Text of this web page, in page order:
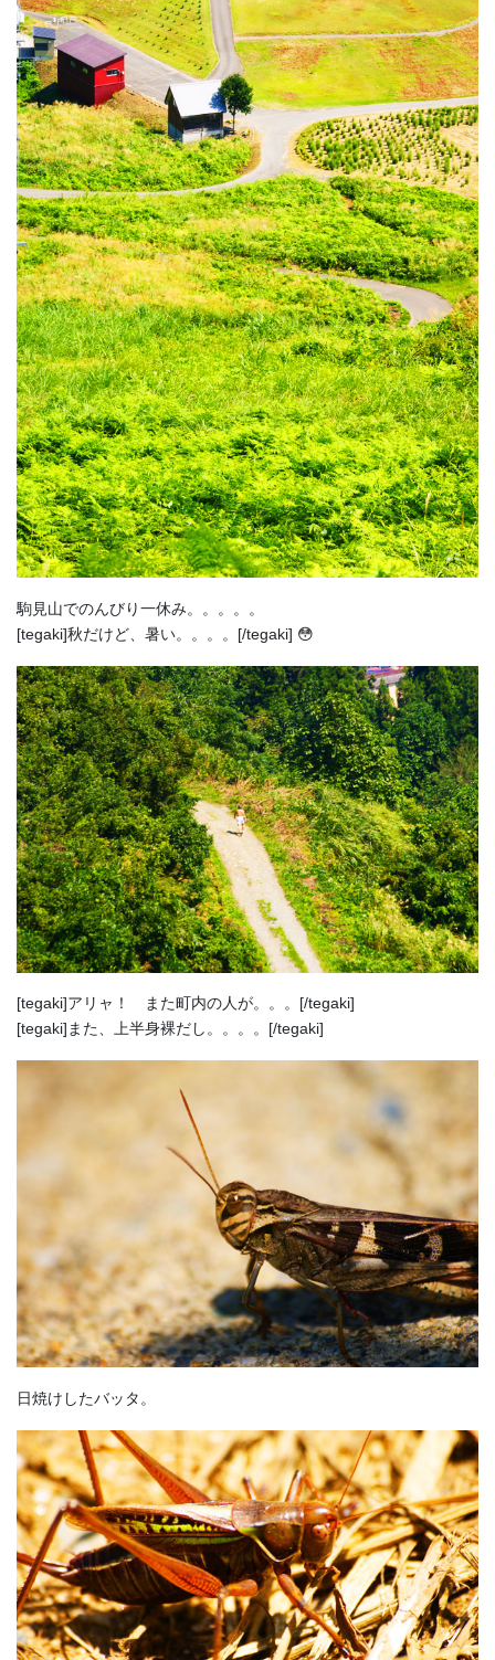
駒見山でのんびり一休み。。。。。
[tegaki]秋だけど、暑い。。。。[/tegaki] 😳
[tegaki]アリャ！ また町内の人が。。。[/tegaki]
[tegaki]また、上半身裸だし。。。。[/tegaki]
日焼けしたバッタ。